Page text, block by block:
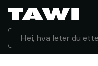
Hva
vil
du
løfte?
Løfteutstyr